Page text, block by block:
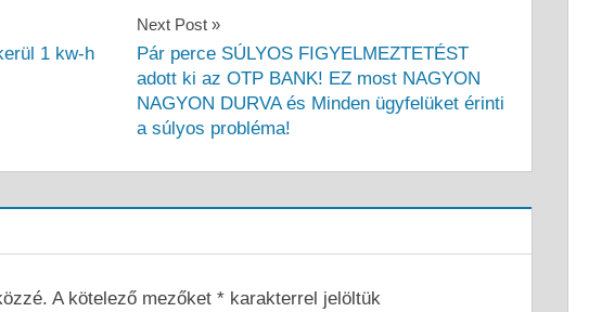
1 kw-h
Next Post
Pár perce SÚLYOS FIGYELMEZTETÉST
adott ki az OTP BANK! EZ most NAGYON
NAGYON DURVA és Minden ügyfelüket érinti
a súlyos probléma!
A kötelező mezőket * karakterrel jelöltük